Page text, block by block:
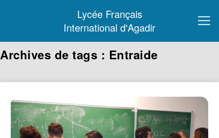
Lycée Français
International d'Agadir
Archives de tags : Entraide